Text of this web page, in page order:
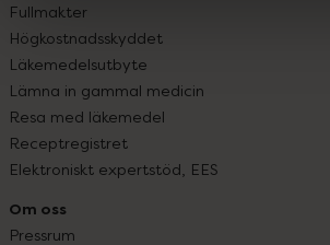
Fullmakter
Högkostnadsskyddet
Läkemedelsutbyte
Lämna in gammal medicin
Resa med läkemedel
Receptregistret
Elektroniskt expertstöd, EES
Om oss
Pressrum